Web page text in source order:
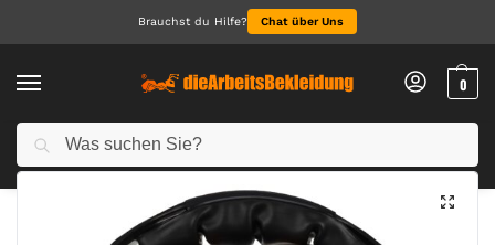
Brauchst du Hilfe? Chat über Uns
0
Start Accessoires / Kapselgehörschutz